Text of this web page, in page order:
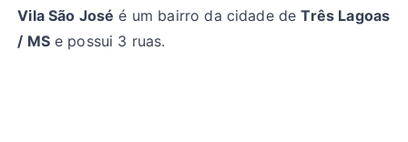
Vila São José é um bairro da cidade deTrês Lagoas
/ MSe possui 3 ruas.